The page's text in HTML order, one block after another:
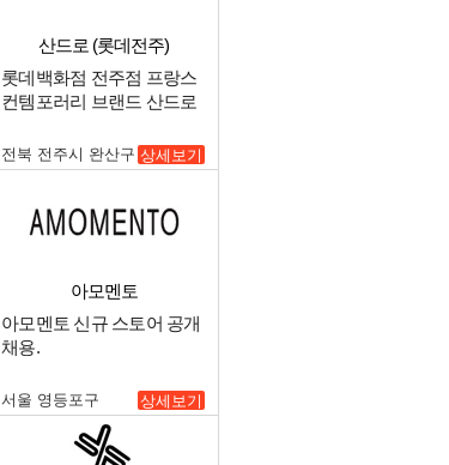
산드로 (롯데전주)
롯데백화점 전주점 프랑스
컨템포러리 브랜드 산드로
전북 전주시 완산구 상세보기
아모멘토
아모멘토 신규 스토어 공개
채용.
서울 영등포구 상세보기